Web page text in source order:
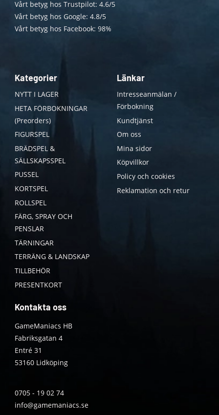
Vårt betyg hos Trustpilot: 4.6/5
Vårt betyg hos Google: 4.8/5
Vårt betyg hos Facebook: 98%
Kategorier
NYTT I LAGER
HETA FÖRBOKNINGAR
(Preorders)
FIGURSPEL
BRÄDSPEL &
SÄLLSKAPSSPEL
PUSSEL
KORTSPEL
ROLLSPEL
FÄRG, SPRAY OCH
PENSLAR
TÄRNINGAR
TERRÄNG & LANDSKAP
TILLBEHÖR
PRESENTKORT
Länkar
Intresseanmälan /
Förbokning
Kundtjänst
Om oss
Mina sidor
Köpvillkor
Policy och cookies
Reklamation och retur
Kontakta oss
GameManiacs HB
Fabriksgatan 4
Entré 31
53160 Lidköping
0705 - 19 02 74
info@gamemaniacs.se